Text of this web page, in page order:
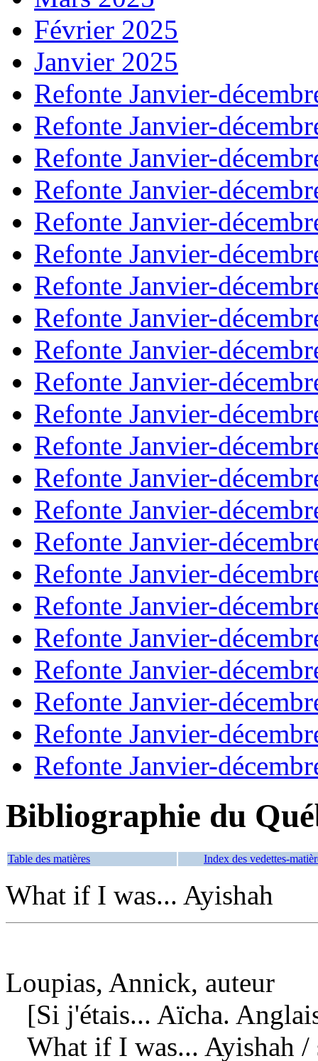
Février 2025
Janvier 2025
Refonte Janvier-
Refonte Janvier-
Refonte Janvier-
Refonte Janvier-
Refonte Janvier-
Refonte Janvier-
Refonte Janvier-
Refonte Janvier-
Refonte Janvier-
Refonte Janvier-
Refonte Janvier-
Refonte Janvier-
Refonte Janvier-
Refonte Janvier-
Refonte Janvier-
Refonte Janvier-
Refonte Janvier-
Refonte Janvier-
Refonte Janvier-
Refonte Janvier-
Refonte Janvier-
Refonte Janvier-
Bibliographie du
Table des matières Index des vedettes-
What if I was... Ayishah
Loupias, Annick, auteur
[Si j'étais... Aïcha.
What if I was... Ayishah /